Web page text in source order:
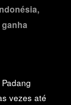
vezes até